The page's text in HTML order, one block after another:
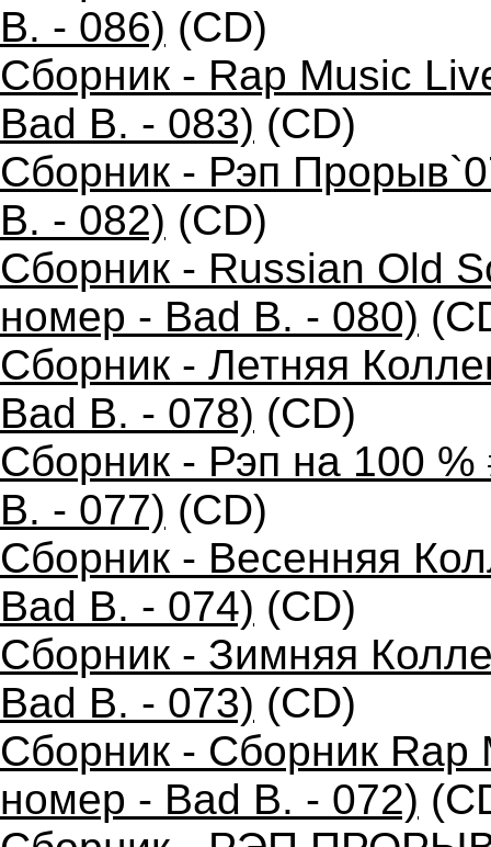
B. - 086) (CD)
Сборник - Rap Music
Bad B. - 083) (CD)
Сборник - Рэп
B. - 082) (CD)
Сборник - Russian Old
номер - Bad B. - 080)
Сборник - Летняя
Bad B. - 078) (CD)
Сборник - Рэп на 100
B. - 077) (CD)
Сборник - Весенняя
Bad B. - 074) (CD)
Сборник - Зимняя
Bad B. - 073) (CD)
Сборник - Сборник Rap
номер - Bad B. - 072)